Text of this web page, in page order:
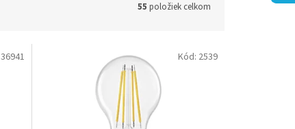
55 položiek celkom
36941 Kód: 2539